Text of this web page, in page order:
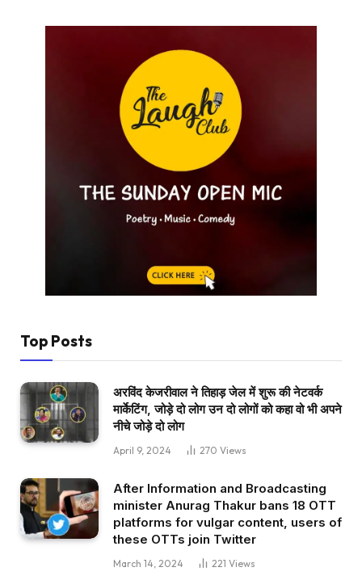
Top Posts
अरविंद केजरीवाल ने तिहाड़ जेल में शुरू की नेटवर्क
मार्केटिंग, जोड़े दो लोग उन दो लोगों को कहा वो भी अपने
नीचे जोड़े दो लोग
April 9, 2024 270 Views
After Information and Broadcasting
minister Anurag Thakur bans 18 OTT
platforms for vulgar content, users of
these OTTs join Twitter
March 14, 2024 221 Views